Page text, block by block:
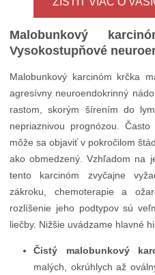
Malobunkový
Vysokostupňové
Malobunkový karcinóm krčka
agresívny neuroendokrinný
rastom, skorým šírením do
nepriaznivou prognózou.
môže sa objaviť v pokročilom
ako obmedzený. Vzhľadom na
tento karcinóm zvyčajne
zákroku, chemoterapie a
rozlíšenie jeho podtypov sú
liečby. Nižšie uvádzame hlavné
Čistý malobunkový
malých, okrúhlych až